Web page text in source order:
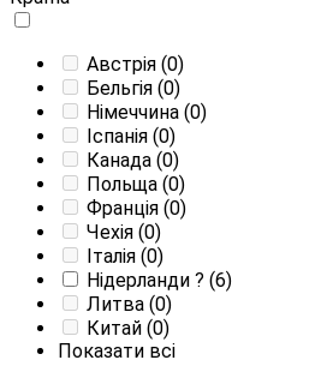
Австрія (0)
Бельгія (0)
Німеччина (0)
Іспанія (0)
Канада (0)
Польща (0)
Франція (0)
Чехія (0)
Італія (0)
Нідерланди ? (6)
Литва (0)
Китай (0)
Показати всі